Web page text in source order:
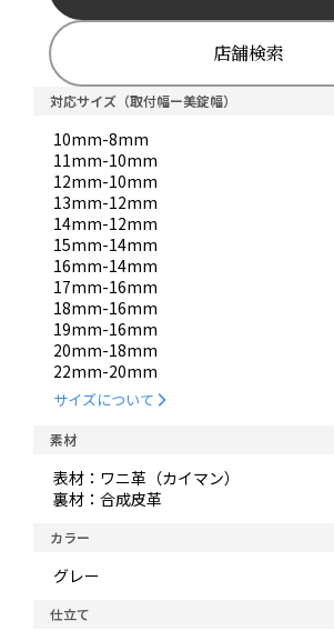
対応サイズ（取付幅ー美錠幅）
10mm-8mm
11mm-10mm
12mm-10mm
13mm-12mm
14mm-12mm
15mm-14mm
16mm-14mm
17mm-16mm
18mm-16mm
19mm-16mm
20mm-18mm
22mm-20mm
サイズについて
素材
表材：ワニ革（カイマン）
裏材：合成皮革
カラー
グレー
仕立て
店舗検索